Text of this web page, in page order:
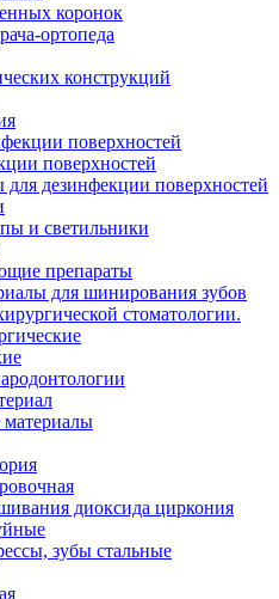
коронок
ортопеда
конструкций
поверхностей
поверхностей
для дезинфекции поверхностей
и светильники
препараты
для шинирования зубов
стоматологии.
материалы
диоксида циркония
зубы стальные